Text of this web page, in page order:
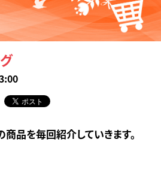
商品を毎回紹介していきます。